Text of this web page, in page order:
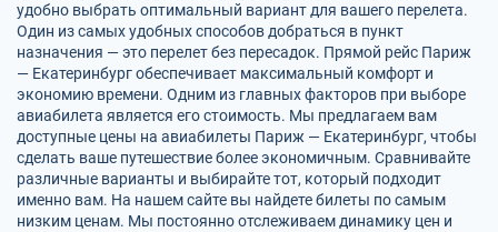
удобно выбрать оптимальный вариант для вашего перелета.
Один из самых удобных способов добраться в пункт
назначения — это перелет без пересадок. Прямой рейс Париж
— Екатеринбург обеспечивает максимальный комфорт и
экономию времени. Одним из главных факторов при выборе
авиабилета является его стоимость. Мы предлагаем вам
доступные цены на авиабилеты Париж — Екатеринбург, чтобы
сделать ваше путешествие более экономичным. Сравнивайте
различные варианты и выбирайте тот, который подходит
именно вам. На нашем сайте вы найдете билеты по самым
низким ценам. Мы постоянно отслеживаем динамику цен и